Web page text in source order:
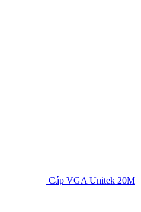
Cáp VGA Unitek 20M